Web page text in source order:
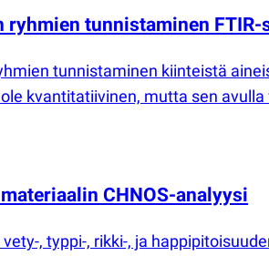
ryhmien tunnistaminen
tunnistaminen kiinteistä
kvantitatiivinen, mutta sen
CHNOS-analyysi
, typpi-, rikki-, ja